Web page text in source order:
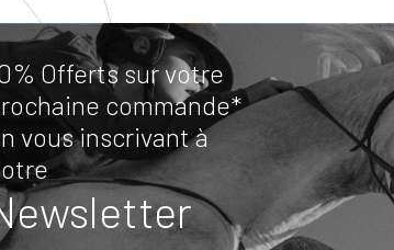
Offerts sur votre
commande*
vous inscrivant à